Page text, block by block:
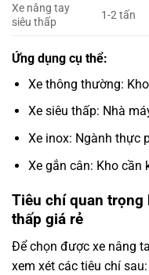
Xe nâng tay
siêu thấp
1-2 tấn
Ứng dụng cụ thể:
Xe thông thường:
Xe siêu thấp: Nhà
Xe inox: Ngành thực
Xe gắn cân: Kho cần
Tiêu chí quan trọng
thấp giá rẻ
Để chọn được xe nâng
xem xét các tiêu chí sau: